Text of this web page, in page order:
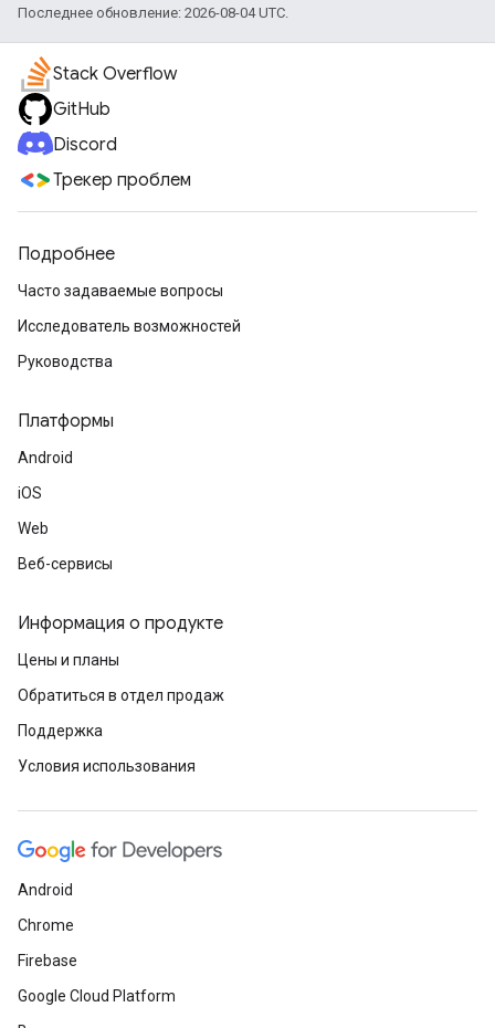
Последнее обновление: 2026-08-04 UTC.
Stack Overflow
GitHub
Discord
Трекер проблем
Подробнее
Часто задаваемые вопросы
Исследователь возможностей
Руководства
Платформы
Android
iOS
Web
Веб-сервисы
Информация о продукте
Цены и планы
Обратиться в отдел продаж
Поддержка
Условия использования
Android
Chrome
Firebase
Google Cloud Platform